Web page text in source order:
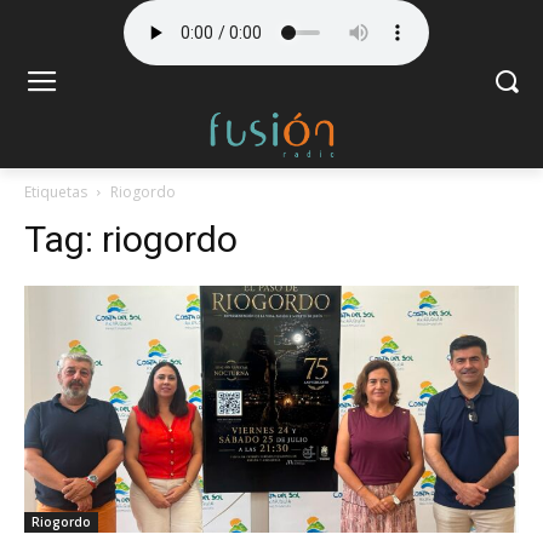
Etiquetas Riogordo
Tag: riogordo
Riogordo